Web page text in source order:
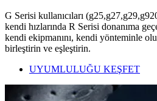
G Serisi kullanıcıları
kendi hızlarında R Serisi donanıma
kendi ekipmanını, kendi yönteminle
birleştirin ve eşleştirin.
UYUMLULUĞU KEŞFET